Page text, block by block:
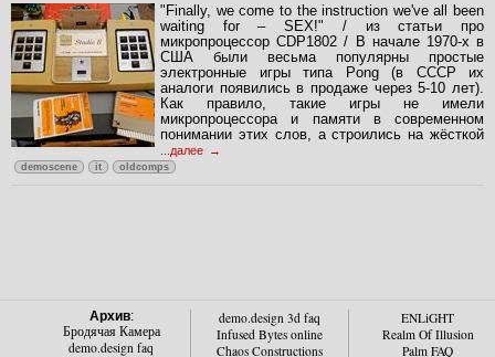
"Finally, we come to the instruction we've all been
waiting for – SEX!" / из статьи про
микропроцессор CDP1802 / В начале 1970-х в
США были весьма популярны простые
электронные игры типа Pong (в СССР их
аналоги появились в продаже через 5-10 лет).
Как правило, такие игры не имели
микропроцессора и памяти в современном
понимании этих слов, а строились на жёсткой
...далее
demoscene it oldcomps
Архив:
Бродячая Камера
demo.design faq
demo.design 3d faq
Infused Bytes online
Chaos Constructions
ENLiGHT
Realm Of Illusion
Palm FAQ